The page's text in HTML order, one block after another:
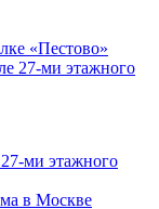
«Пестово»
ми этажного